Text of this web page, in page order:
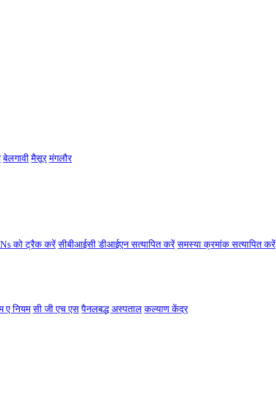
बेलगावी मैसूर मंगलौर
को ट्रैक करें सीबीआईसी डीआईएन सत्यापित करें समस्या क्रमांक सत्यापित करें
ए नियम सी जी एच एस पैनलबद्ध अस्पताल कल्याण केंद्र